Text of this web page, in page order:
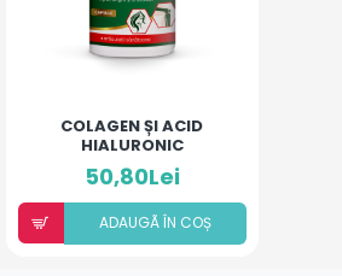
COLAGEN ȘI ACID
HIALURONIC
50,80Lei
ADAUGÃ ÎN COȘ